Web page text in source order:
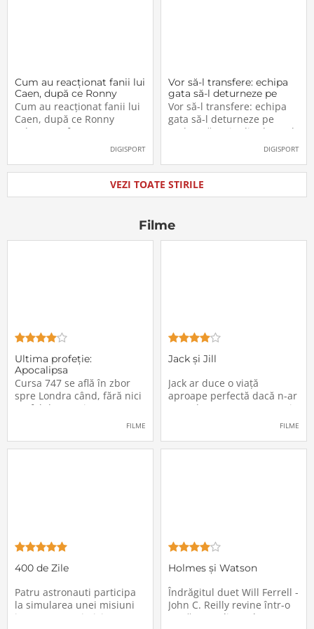
Cum au reacționat fanii lui
Caen, după ce Ronny
Labonne a fost prezentat
oficial la FCSB
Cum au reacționat fanii lui
Caen, după ce Ronny
Labonne a fost prezentat
DIGISPORT
Vor să-l transfere: echipa
gata să-l deturneze pe
Radu Drăgușin din drumul
către Juventus!
Vor să-l transfere: echipa
gata să-l deturneze pe
Radu Drăgușin din drumul
DIGISPORT
VEZI TOATE STIRILE
Filme
Ultima profeţie:
Apocalipsa
Cursa 747 se află în zbor
spre Londra când, fără nici
un fel de avertisment,
pasagerii încep să dispară
locurile lor. Teroarea și
FILME
Jack și Jill
Jack ar duce o viață
aproape perfectă dacă n-ar
avea de suportat o excepție
sărbători - sora lui
FILME
400 de Zile
Patru astronauti participa
la simularea unei misiuni
in care sunt trimisi pe o
Holmes și Watson
Îndrăgitul duet Will Ferrell -
John C. Reilly revine într-o
nouă comedie: Holmes &